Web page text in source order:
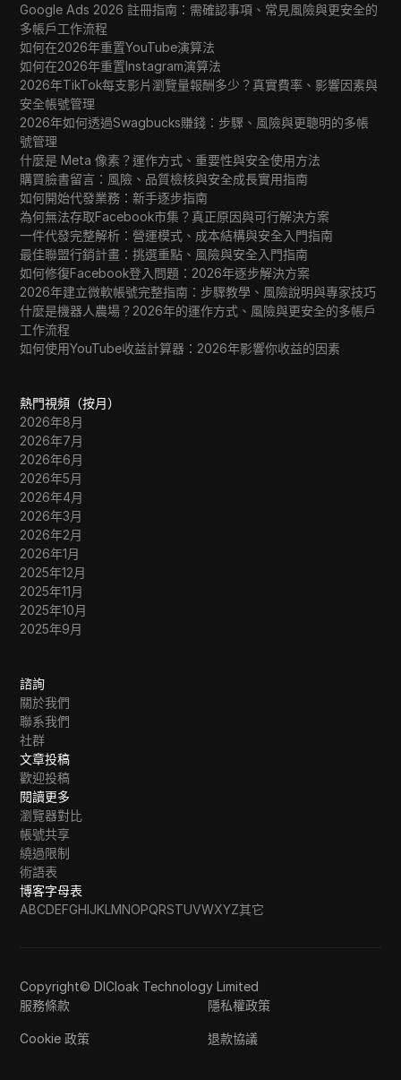
Google Ads 2026 註冊指南：需確認事項、常見風險與更安全的
多帳戶工作流程
如何在2026年重置YouTube演算法
如何在2026年重置Instagram演算法
2026年TikTok每支影片瀏覽量報酬多少？真實費率、影響因素與
安全帳號管理
2026年如何透過Swagbucks賺錢：步驟、風險與更聰明的多帳
號管理
什麼是 Meta 像素？運作方式、重要性與安全使用方法
購買臉書留言：風險、品質檢核與安全成長實用指南
如何開始代發業務：新手逐步指南
為何無法存取Facebook市集？真正原因與可行解決方案
一件代發完整解析：營運模式、成本結構與安全入門指南
最佳聯盟行銷計畫：挑選重點、風險與安全入門指南
如何修復Facebook登入問題：2026年逐步解決方案
2026年建立微軟帳號完整指南：步驟教學、風險說明與專家技巧
什麼是機器人農場？2026年的運作方式、風險與更安全的多帳戶
工作流程
如何使用YouTube收益計算器：2026年影響你收益的因素
熱門視頻（按月）
2026年8月
2026年7月
2026年6月
2026年5月
2026年4月
2026年3月
2026年2月
2026年1月
2025年12月
2025年11月
2025年10月
2025年9月
諮詢
關於我們
聯系我們
社群
文章投稿
歡迎投稿
閱讀更多
瀏覽器對比
帳號共享
繞過限制
術語表
博客字母表
ABCDEFGHIJKLMNOPQRSTUVWXYZ其它
Copyright© DICloak Technology Limited
服務條款
隱私權政策
Cookie 政策 退款協議